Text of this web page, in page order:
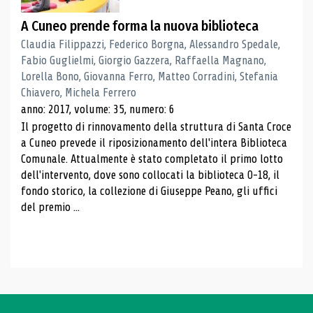
A Cuneo prende forma la nuova biblioteca
Claudia Filippazzi, Federico Borgna, Alessandro Spedale,
Fabio Guglielmi, Giorgio Gazzera, Raffaella Magnano,
Lorella Bono, Giovanna Ferro, Matteo Corradini, Stefania
Chiavero, Michela Ferrero
anno: 2017, volume: 35, numero: 6
Il progetto di rinnovamento della struttura di Santa Croce
a Cuneo prevede il riposizionamento dell'intera Biblioteca
Comunale. Attualmente è stato completato il primo lotto
dell'intervento, dove sono collocati la biblioteca 0-18, il
fondo storico, la collezione di Giuseppe Peano, gli uffici
del premio ...